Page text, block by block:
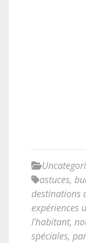
astuces,
destinations
expériences
l'habitant,
spéciales,